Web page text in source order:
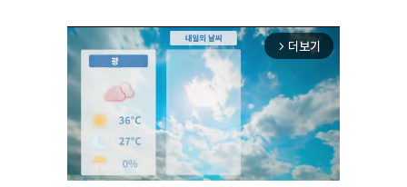
arrow_forward_ios 더보기